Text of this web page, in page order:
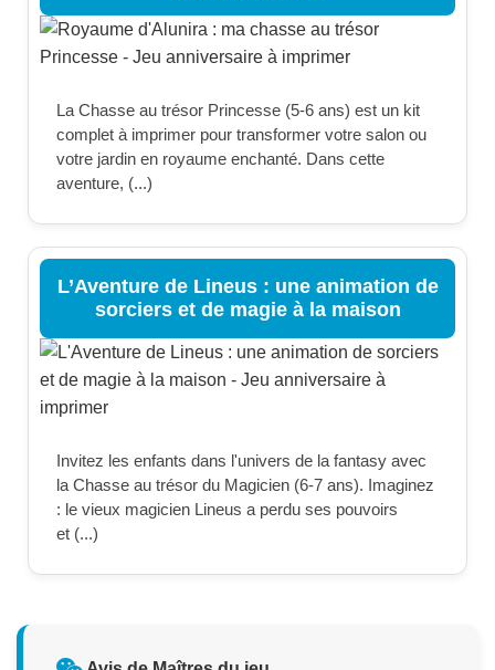
La Chasse au trésor Princesse (5-6 ans) est un kit
complet à imprimer pour transformer votre salon ou
votre jardin en royaume enchanté. Dans cette
aventure, (...)
L’Aventure de Lineus : une animation de
sorciers et de magie à la maison
Invitez les enfants dans l'univers de la fantasy avec
la Chasse au trésor du Magicien (6-7 ans). Imaginez
: le vieux magicien Lineus a perdu ses pouvoirs
et (...)